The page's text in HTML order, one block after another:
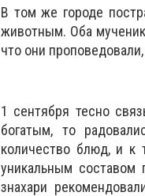
В том же городе
животным. Оба
что они
1 сентября тесно
богатым, то
количество блюд, и к
уникальным составом
знахари